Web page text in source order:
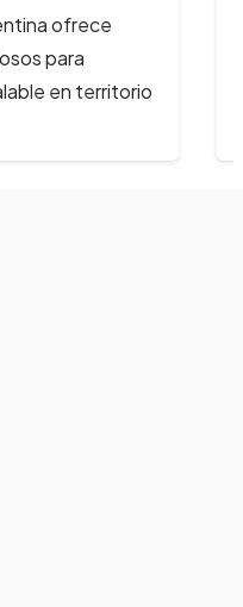
ofrece
para
en territorio